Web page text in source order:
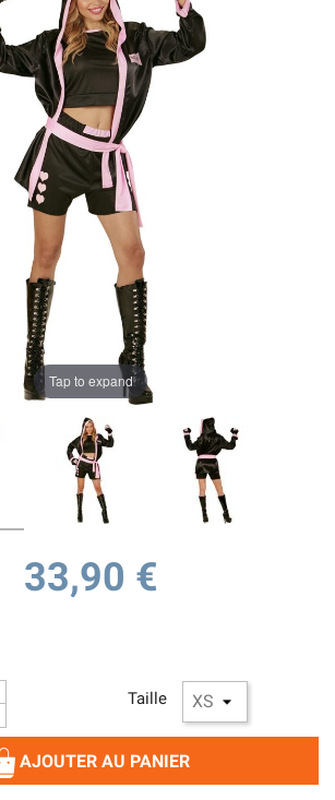
Tap to expand
33,90 €
Taille
AJOUTER AU PANIER